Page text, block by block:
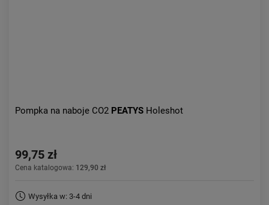
Pompka na naboje CO2 PEATYS Holeshot
99,75 zł
Cena katalogowa: 129,90 zł
Wysyłka w: 3-4 dni